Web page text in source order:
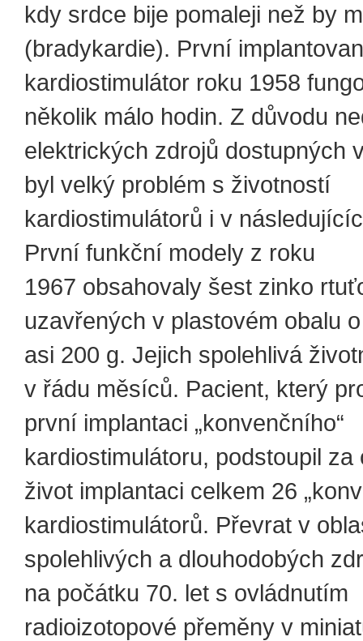
kdy srdce bije pomaleji než by
(bradykardie). První
kardiostimulátor roku 1958
několik málo hodin. Z důvodu
elektrických zdrojů dostupných
byl velký problém s životností
kardiostimulátorů i v
První funkční modely z roku
1967 obsahovaly šest zinko
uzavřených v plastovém obalu
asi 200 g. Jejich spolehlivá
v řádu měsíců. Pacient, který
první implantaci „konvenčního“
kardiostimulátoru, podstoupil za
život implantaci celkem 26
kardiostimulátorů. Převrat v
spolehlivých a dlouhodobých
na počátku 70. let s ovládnutím
radioizotopové přeměny v